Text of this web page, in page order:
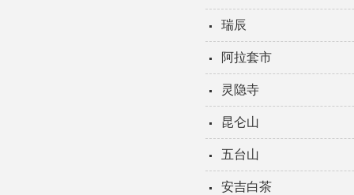
瑞辰
阿拉套市
灵隐寺
昆仑山
五台山
安吉白茶